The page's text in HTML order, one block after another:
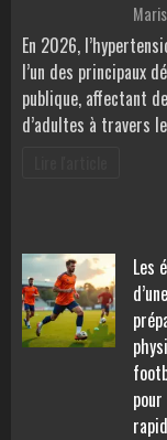
En 2026,
l’un des principaux
publique, affectant
d’adultes à travers
Les
d’une